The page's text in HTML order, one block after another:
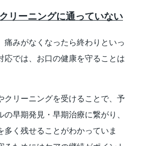
リーニングに通っていない
痛みがなくなったら終わりといっ
応では、お口の健康を守ることは
クリーニングを受けることで、予
の早期発見・早期治療に繋がり、
多く残せることがわかっていま